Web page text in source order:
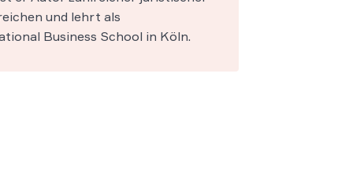
und lehrt als
Business School in Köln.